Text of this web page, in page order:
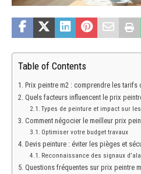
Table of Contents
Prix peintre m2 : comprendre les tarifs
Quels facteurs influencent le prix
Types de peinture et impact sur
Comment négocier le meilleur prix
Optimiser votre budget travaux
Devis peinture : éviter les pièges et
Reconnaissance des signaux
Questions fréquentes sur prix peintre